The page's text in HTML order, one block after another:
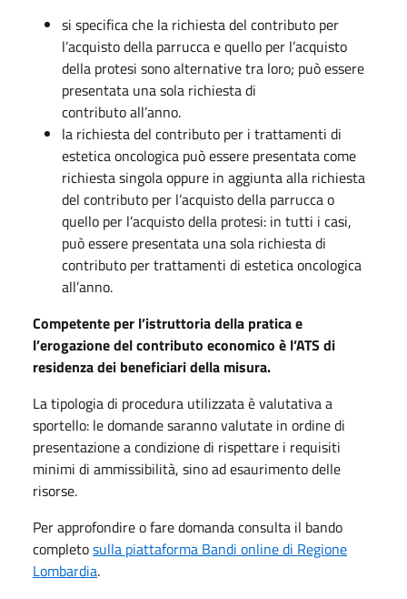
si specifica che la richiesta del contributo per
l’acquisto della parrucca e quello per l’acquisto
della protesi sono alternative tra loro; può essere
presentata una sola richiesta di
contributo all’anno.
la richiesta del contributo per i trattamenti di
estetica oncologica può essere presentata come
richiesta singola oppure in aggiunta alla richiesta
del contributo per l’acquisto della parrucca o
quello per l’acquisto della protesi: in tutti i casi,
può essere presentata una sola richiesta di
contributo per trattamenti di estetica oncologica
all’anno.
Competente per l’istruttoria della pratica e
l’erogazione del contributo economico è l’ATS di
residenza dei beneficiari della misura.
La tipologia di procedura utilizzata è valutativa a
sportello: le domande saranno valutate in ordine di
presentazione a condizione di rispettare i requisiti
minimi di ammissibilità, sino ad esaurimento delle
risorse.
Per approfondire o fare domanda consulta il bando
completosulla piattaforma Bandi online di Regione
Lombardia.